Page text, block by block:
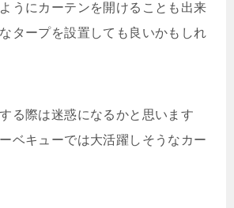
うにカーテンを開けることも出来
タープを設置しても良いかもしれ
る際は迷惑になるかと思います
ベキューでは大活躍しそうなカー